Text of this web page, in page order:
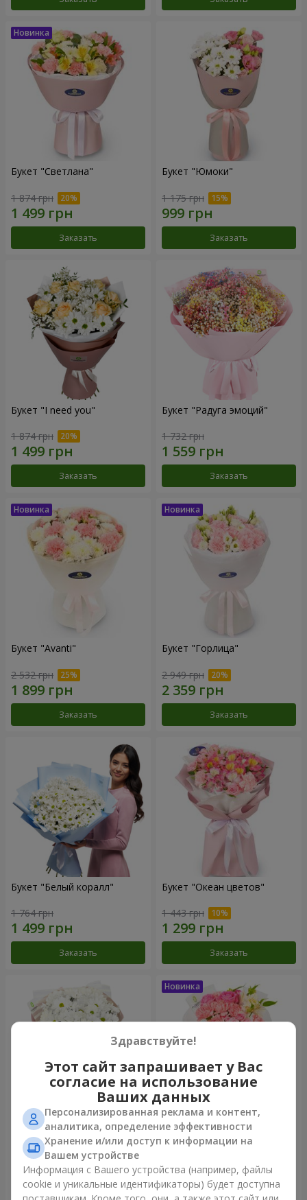
Букет "Светлана"
1 874 грн
Заказать
Букет "Юмоки"
1 175 грн
Заказать
Букет "I need you"
1 874 грн
Заказать
Букет "Радуга эмоций"
1 732 грн
Заказать
Букет "Avanti"
2 532 грн
Заказать
Букет "Горлица"
2 949 грн
Заказать
Букет "Белый коралл"
1 764 грн
Заказать
Букет "Океан цветов"
1 443 грн
Заказать
Букет "White happiness"
999 грн
Заказать
Букет "Розовый зефир"
Заказать
Здравствуйте!
Этот сайт запрашивает у Вас
согласие на использование
Ваших данных
Персонализированная реклама и контент,
аналитика, определение эффективности
Хранение и/или доступ к информации на
Вашем устройстве
Информация с Вашего устройства (например, файлы
cookie и уникальные идентификаторы) будет доступна